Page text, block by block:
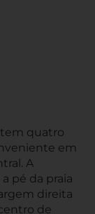
tem quatro
em
A
pé da praia
direita
de